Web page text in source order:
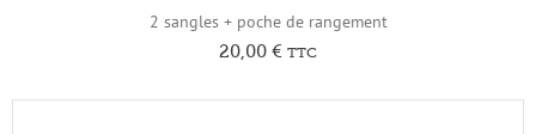
2 sangles + poche de rangement
20,00 € TTC